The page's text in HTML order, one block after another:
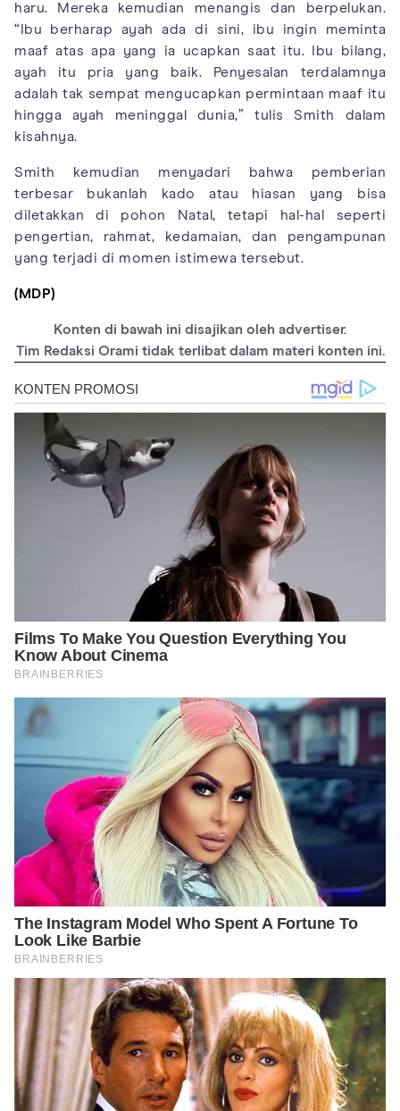
haru. Mereka kemudian menangis dan berpelukan.
“Ibu berharap ayah ada di sini, ibu ingin meminta
maaf atas apa yang ia ucapkan saat itu. Ibu bilang,
ayah itu pria yang baik. Penyesalan terdalamnya
adalah tak sempat mengucapkan permintaan maaf itu
hingga ayah meninggal dunia,” tulis Smith dalam
kisahnya.
Smith kemudian menyadari bahwa pemberian
terbesar bukanlah kado atau hiasan yang bisa
diletakkan di pohon Natal, tetapi hal-hal seperti
pengertian, rahmat, kedamaian, dan pengampunan
yang terjadi di momen istimewa tersebut.
(MDP)
Konten di bawah ini disajikan oleh advertiser.
Tim Redaksi Orami tidak terlibat dalam materi konten ini.